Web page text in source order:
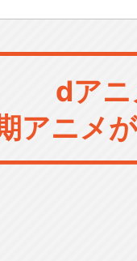
dア
アニメ